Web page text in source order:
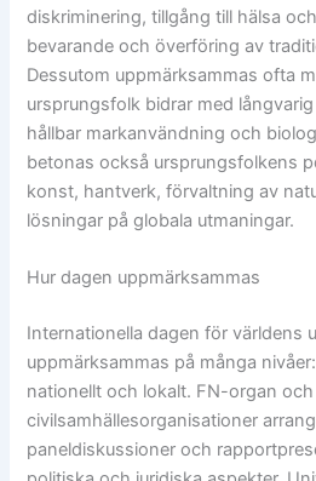
diskriminering, tillgång till hälsa
bevarande och överföring av
Dessutom uppmärksammas ofta
ursprungsfolk bidrar med
hållbar markanvändning och
betonas också ursprungsfolkens
konst, hantverk, förvaltning av
lösningar på globala utmaningar.
Hur dagen uppmärksammas
Internationella dagen för världens
uppmärksammas på många
nationellt och lokalt. FN-organ och
civilsamhällesorganisationer
paneldiskussioner och